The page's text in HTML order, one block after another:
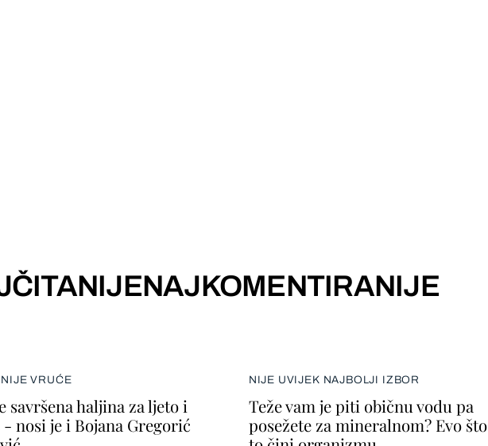
NAJKOMENTIRANIJE
VRUĆE
savršena haljina za ljeto i
nosi je i Bojana Gregorić
NIJE UVIJEK NAJBOLJI IZBOR
Teže vam je piti običnu vodu pa
posežete za mineralnom? Evo što